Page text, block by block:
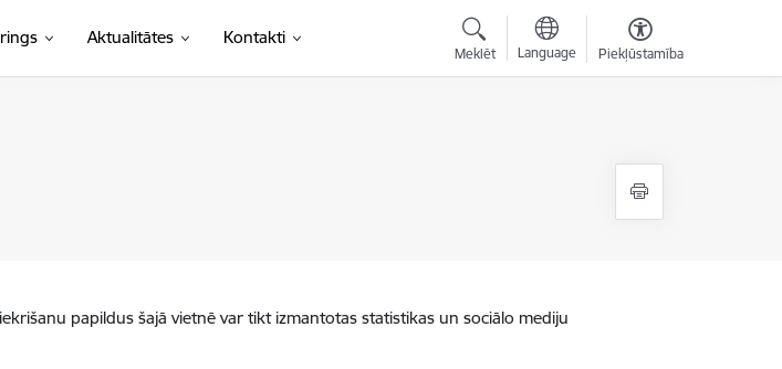
Aktualitātes Kontakti
Meklēt Language Piekļūstamība
papildus šajā vietnē var tikt izmantotas statistikas un sociālo mediju